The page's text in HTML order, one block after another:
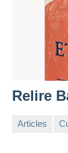
Relire
Articles